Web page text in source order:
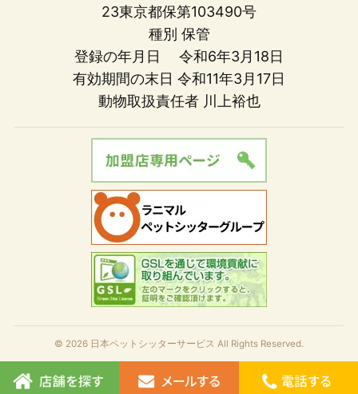
23東京都保第103490号
種別 保管
登録の年月日 令和6年3月18日
有効期間の末日 令和11年3月17日
動物取扱責任者 川上裕也
© 2026 日本ペットシッターサービス All Rights Reserved.